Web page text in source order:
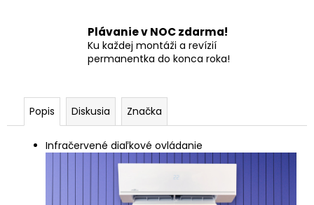
Plávanie v NOC zdarma!
Ku každej montáži a revízií
permanentka do konca roka!
Popis Diskusia Značka
Infračervené diaľkové ovládanie